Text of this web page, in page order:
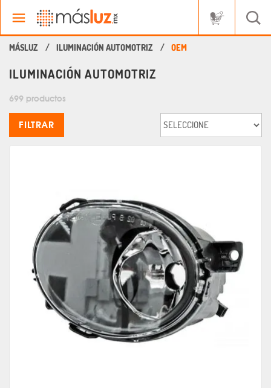
ILUMINACIÓN AUTOMOTRIZ OEM
ILUMINACIÓN AUTOMOTRIZ
699 productos
FILTRAR